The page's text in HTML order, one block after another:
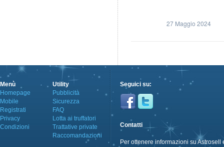
27 Maggio 2024
Menù
Homepage
Mobile
Registrati
Privacy
Condizioni
Utility
Pubblicità
Sicurezza
FAQ
Lotta ai truffatori
Trattative private
Raccomandazioni
Seguici su:
Contatti
Per ottenere informazioni su Astrosell